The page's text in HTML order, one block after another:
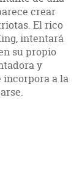
crear
El rico
intentará
su propio
y
incorpora a la